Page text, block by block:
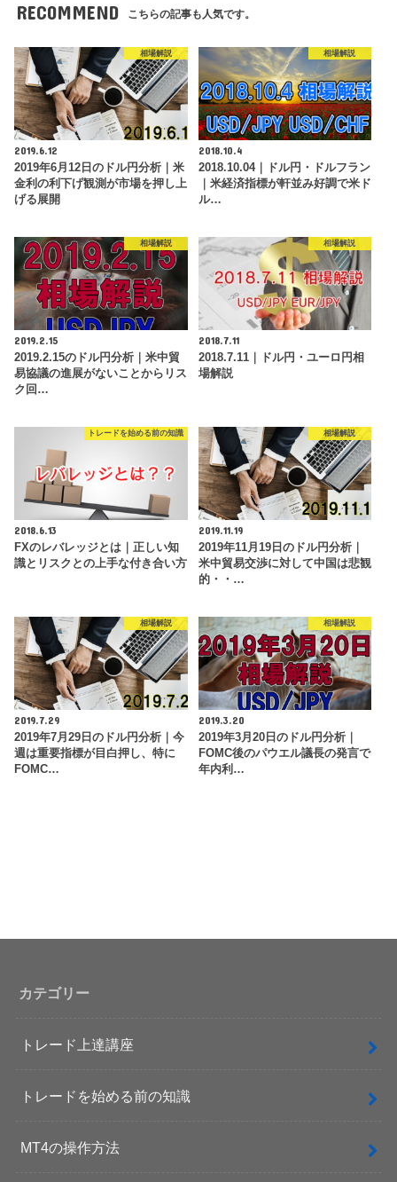
RECOMMEND こちらの記事も人気です。
相場解説
2019.6.12
2019年6月12日のドル円分析｜米
金利の利下げ観測が市場を押し上
げる展開
相場解説
2018.10.4
2018.10.04｜ドル円・ドルフラン
｜米経済指標が軒並み好調で米ド
ル…
相場解説
2019.2.15
2019.2.15のドル円分析｜米中貿
易協議の進展がないことからリス
ク回…
相場解説
2018.7.11
2018.7.11｜ドル円・ユーロ円相
場解説
トレードを始める前の知識
2018.6.13
FXのレバレッジとは｜正しい知
識とリスクとの上手な付き合い方
相場解説
2019.11.19
2019年11月19日のドル円分析｜
米中貿易交渉に対して中国は悲観
的・・…
相場解説
2019.7.29
2019年7月29日のドル円分析｜今
週は重要指標が目白押し、特に
FOMC…
相場解説
2019.3.20
2019年3月20日のドル円分析｜
FOMC後のパウエル議長の発言で
年内利…
カテゴリー
トレード上達講座
トレードを始める前の知識
MT4の操作方法